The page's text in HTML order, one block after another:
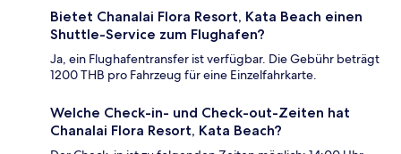
Bietet Chanalai Flora Resort, Kata Beach einen
Shuttle-Service zum Flughafen?
Ja, ein Flughafentransfer ist verfügbar. Die Gebühr beträgt
1200 THB pro Fahrzeug für eine Einzelfahrkarte.
Welche Check-in- und Check-out-Zeiten hat
Chanalai Flora Resort, Kata Beach?